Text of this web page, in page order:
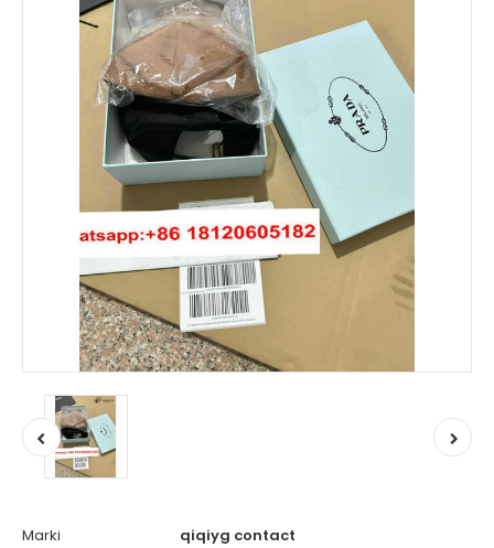
Marki
qiqiyg contact